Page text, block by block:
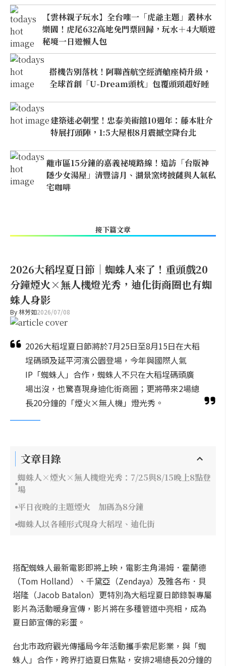
【雲林親子玩水】全台唯一「虎爺主題」叢林水
樂園！虎尾632高地免門票回歸，玩水＋4大順遊
秘境一日遊懶人包
搭機告別落枕！阿聯酋航空經濟艙座椅升級，
全球首創「U-Dream頭枕」包覆頭頸超好睡
建築迷必朝聖！忠泰美術館10週年：藤本壯介
特展打頭陣，1:5大屋根8月震撼空降台北
離市區15分鐘的嘉義祕境路線！造訪「台版神
隱少女湯屋」清豐濤月、湖景窯烤披薩與人氣私
宅咖啡
接下篇文章
2026大稻埕夏日節｜蜘蛛人來了！重頭戲20
分鐘煙火×無人機燈光秀，迪化街商圈也有蜘
蛛人身影
By林芳如2026/07/08
2026大稻埕夏日節將於7月25日至8月15日在大稻
埕碼頭及延平河濱公園登場，今年與國際人氣
IP「蜘蛛人」合作，蜘蛛人不只在大稻埕碼頭廣
場出沒，也驚喜現身迪化街商圈；更將帶來2場總
長20分鐘的「煙火×無人機」燈光秀。
文章目錄
蜘蛛人×煙火×無人機燈光秀：7/25與8/15晚上8點登
場
平日夜晚的主題煙火 加碼為8分鐘
蜘蛛人以各種形式現身大稻埕、迪化街
搭配蜘蛛人最新電影即將上映，電影主角湯姆．霍蘭德
（Tom Holland）、千黛亞（Zendaya）及雅各布．貝
塔隆（Jacob Batalon）更特別為大稻埕夏日節錄製專屬
影片為活動暖身宣傳，影片將在多種管道中亮相，成為
夏日節宣傳的彩蛋。
台北市政府觀光傳播局今年活動攜手索尼影業，與「蜘
蛛人」合作，跨界打造夏日焦點，安排2場總長20分鐘的